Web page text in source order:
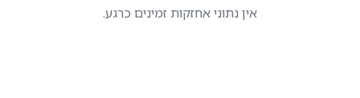
אין נתוני אחזקות זמינים כרגע.